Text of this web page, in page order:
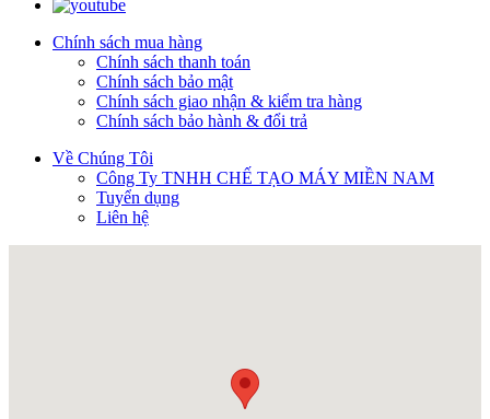
Chính sách mua hàng
Chính sách thanh toán
Chính sách bảo mật
Chính sách giao nhận & kiểm tra hàng
Chính sách bảo hành & đổi trả
Về Chúng Tôi
Công Ty TNHH CHẾ TẠO MÁY MIỀN NAM
Tuyển dụng
Liên hệ